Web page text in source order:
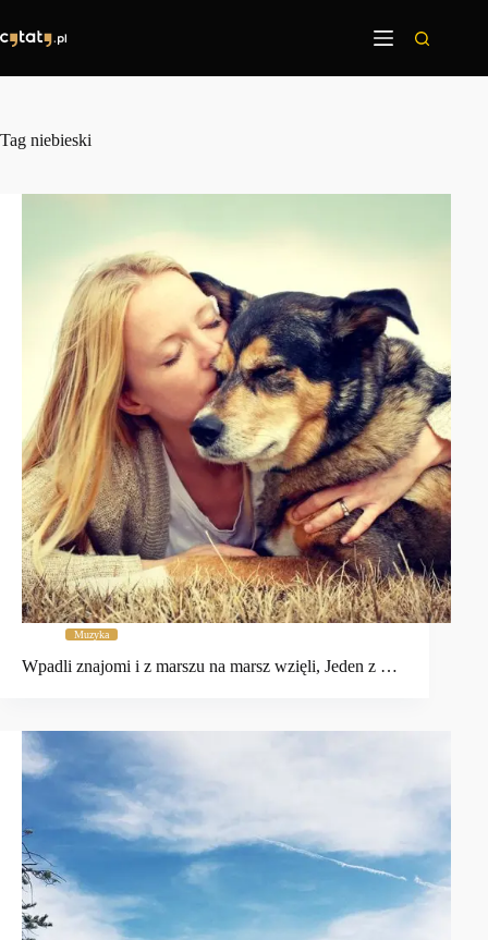
treści
Tag niebieski
Muzyka
Wpadli znajomi i z marszu na marsz wzięli, Jeden z …